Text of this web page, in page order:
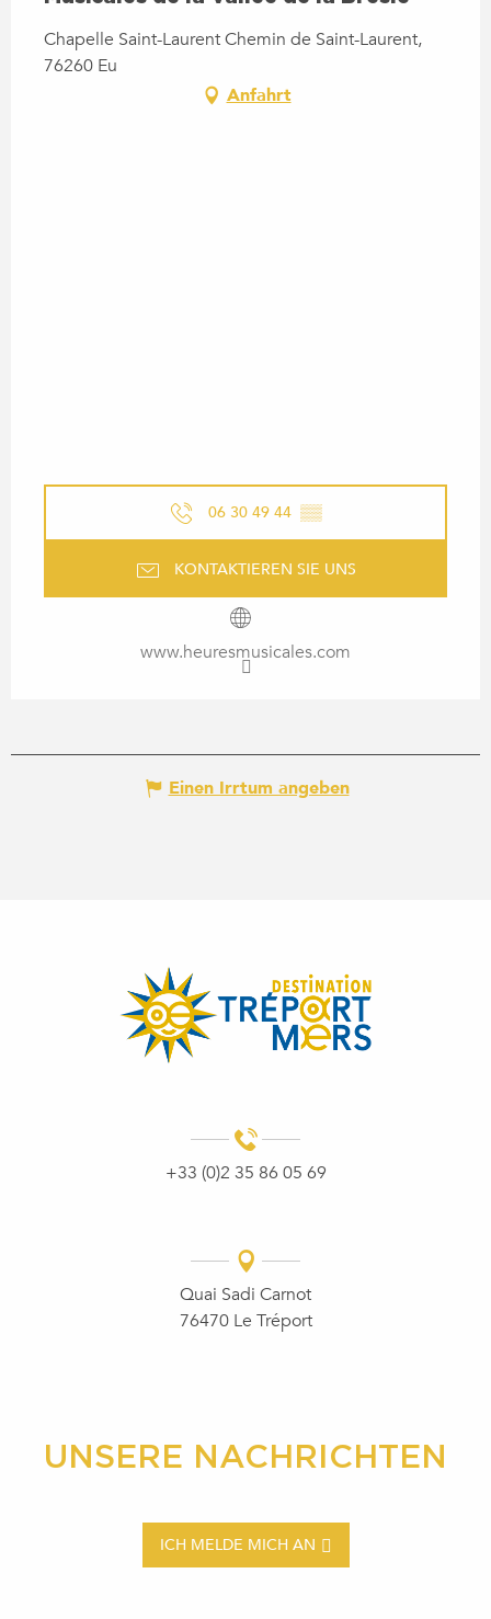
Chapelle Saint-Laurent Chemin de Saint-Laurent,
76260 Eu
Anfahrt
06 30 49 44 ▒▒
KONTAKTIEREN SIE UNS
www.heuresmusicales.com
Einen Irrtum angeben
+33 (0)2 35 86 05 69
Quai Sadi Carnot
76470 Le Tréport
UNSERE NACHRICHTEN
ICH MELDE MICH AN